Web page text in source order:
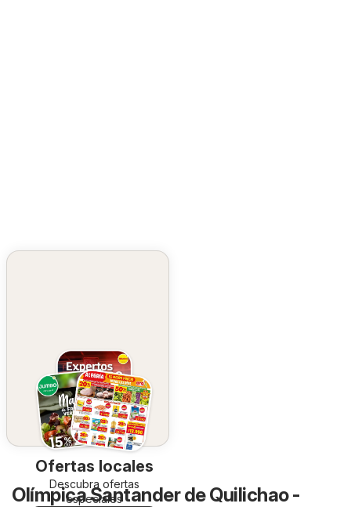
Ofertas locales
Descubra ofertas
especiales
Olímpica Santander de Quilichao -